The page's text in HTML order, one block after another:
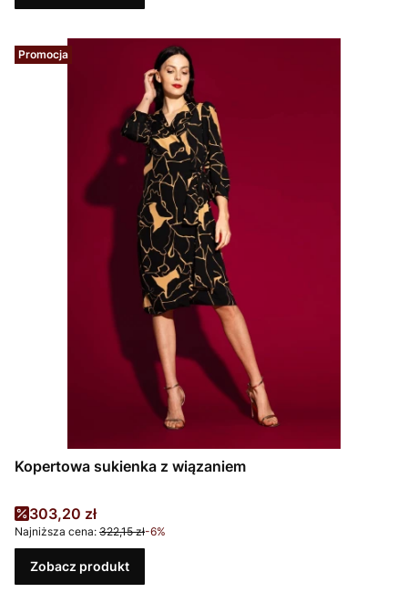
Promocja
Kopertowa sukienka z wiązaniem
Cena promocyjna
303,20 zł
Najniższa cena: 322,15 zł-6%
Zobacz produkt